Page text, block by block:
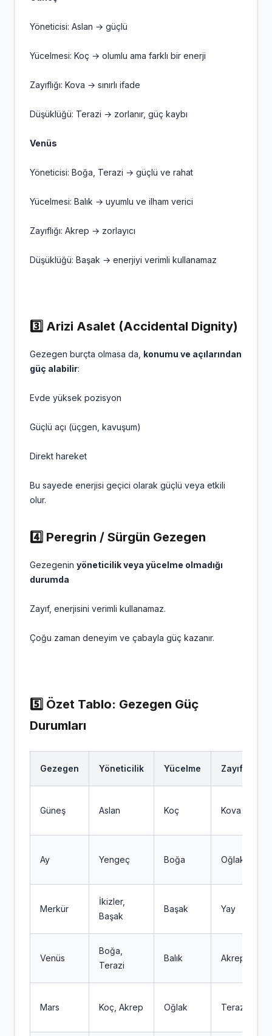
Yöneticisi: Aslan → güçlü
Yücelmesi: Koç → olumlu ama farklı bir enerji
Zayıflığı: Kova → sınırlı ifade
Düşüklüğü: Terazi → zorlanır, güç kaybı
Venüs
Yöneticisi: Boğa, Terazi → güçlü ve rahat
Yücelmesi: Balık → uyumlu ve ilham verici
Zayıflığı: Akrep → zorlayıcı
Düşüklüğü: Başak → enerjiyi verimli kullanamaz
3️⃣ Arizi Asalet (Accidental Dignity)
Gezegen burçta olmasa da, konumu ve açılarından
güç alabilir:
Evde yüksek pozisyon
Güçlü açı (üçgen, kavuşum)
Direkt hareket
Bu sayede enerjisi geçici olarak güçlü veya etkili
olur.
4️⃣ Peregrin / Sürgün Gezegen
Gezegenin yöneticilik veya yücelme olmadığı
durumda
Zayıf, enerjisini verimli kullanamaz.
Çoğu zaman deneyim ve çabayla güç kazanır.
5️⃣ Özet Tablo: Gezegen Güç
Durumları
Gezegen Yöneticilik Yücelme Zayıflık
Güneş Aslan Koç Kova
Ay Yengeç Boğa Oğlak
Merkür
İkizler,
Başak
Başak Yay
Venüs
Boğa,
Terazi
Balık Akrep
Mars Koç, Akrep Oğlak Terazi